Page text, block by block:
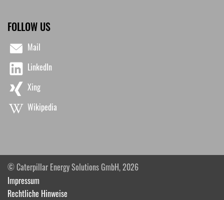
FOLLOW US
Mail
LinkedIn
Xing
Wikipedia
© Caterpillar Energy Solutions GmbH, 2026
Impressum
Rechtliche Hinweise